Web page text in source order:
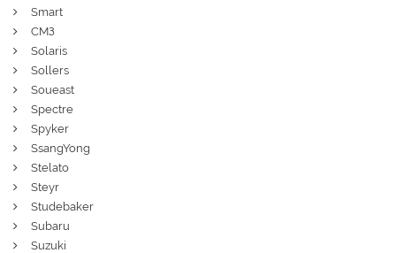
Smart
СМЗ
Solaris
Sollers
Soueast
Spectre
Spyker
SsangYong
Stelato
Steyr
Studebaker
Subaru
Suzuki